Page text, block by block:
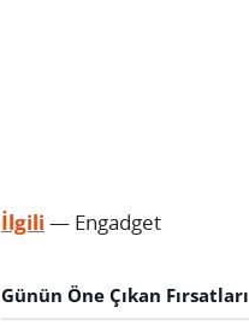
İlgili — Engadget
Günün Öne Çıkan Fırsatları